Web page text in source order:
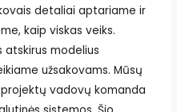
detaliai aptariame ir
kaip viskas veiks.
atskirus modelius
užsakovams. Mūsų
vadovų komanda